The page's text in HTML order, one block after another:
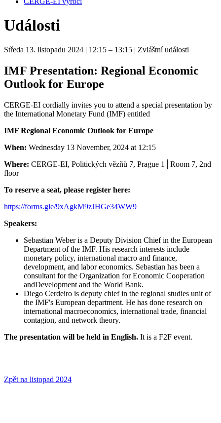
Události
Středa 13. listopadu 2024 | 12:15 – 13:15 | Zvláštní události
IMF Presentation: Regional Economic
Outlook for Europe
CERGE-EI cordially invites you to attend a special presentation by
the International Monetary Fund (IMF) entitled
IMF Regional Economic Outlook for Europe
When: Wednesday 13 November, 2024 at 12:15
Where: CERGE-EI, Politických vězňů 7, Prague 1
Room 7, 2nd
floor
To reserve a seat, please register here:
https://forms.gle/9xAgkM9zJHGe34WW9
Speakers:
Sebastian Weber is a Deputy Division Chief in the European
Department of the IMF. His research interests include
monetary policy, international macro and finance,
development, and labor economics. Sebastian has been a
consultant for the Organization for Economic Cooperation
andDevelopment and the World Bank.
Diego Cerdeiro is deputy chief in the regional studies unit of
the IMF's European department. He has done research on
international macroeconomics, international trade, financial
contagion, and network theory.
The presentation will be held in English. It is a F2F event.
Zpět na listopad 2024